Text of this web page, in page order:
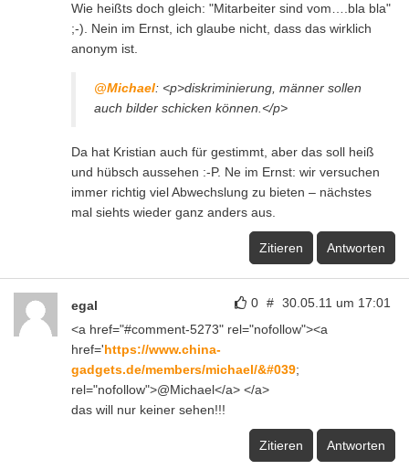
Wie heißts doch gleich: "Mitarbeiter sind vom….bla bla"
;-). Nein im Ernst, ich glaube nicht, dass das wirklich
anonym ist.
@Michael: <p>diskriminierung, männer sollen
auch bilder schicken können.</p>
Da hat Kristian auch für gestimmt, aber das soll heiß
und hübsch aussehen :-P. Ne im Ernst: wir versuchen
immer richtig viel Abwechslung zu bieten – nächstes
mal siehts wieder ganz anders aus.
Zitieren Antworten
0 # 30.05.11 um 17:01
egal
<a href="#comment-5273" rel="nofollow"><a
href='https://www.china-
gadgets.de/members/michael/&#039;
rel="nofollow">@Michael</a> </a>
das will nur keiner sehen!!!
Zitieren Antworten